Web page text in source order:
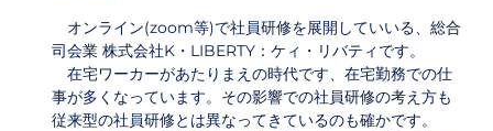
オンライン(zoom等)で社員研修を展開していいる、総合
司会業 株式会社K・LIBERTY：ケィ・リバティです。
在宅ワーカーがあたりまえの時代です、在宅勤務での仕
事が多くなっています。その影響での社員研修の考え方も
従来型の社員研修とは異なってきているのも確かです。